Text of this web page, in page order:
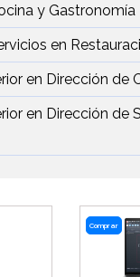
y Gastronomía
en
en Dirección de
en Dirección de
Comprar